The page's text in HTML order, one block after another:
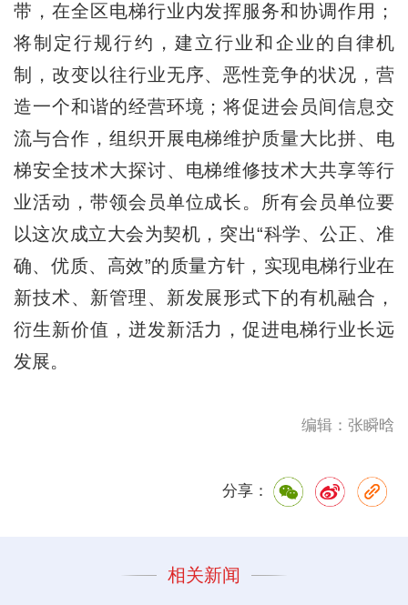
带，在全区电梯行业内发挥服务和协调作用；
将制定行规行约，建立行业和企业的自律机
制，改变以往行业无序、恶性竞争的状况，营
造一个和谐的经营环境；将促进会员间信息交
流与合作，组织开展电梯维护质量大比拼、电
梯安全技术大探讨、电梯维修技术大共享等行
业活动，带领会员单位成长。所有会员单位要
以这次成立大会为契机，突出“科学、公正、准
确、优质、高效”的质量方针，实现电梯行业在
新技术、新管理、新发展形式下的有机融合，
衍生新价值，迸发新活力，促进电梯行业长远
发展。
编辑：张瞬晗
分享：
相关新闻